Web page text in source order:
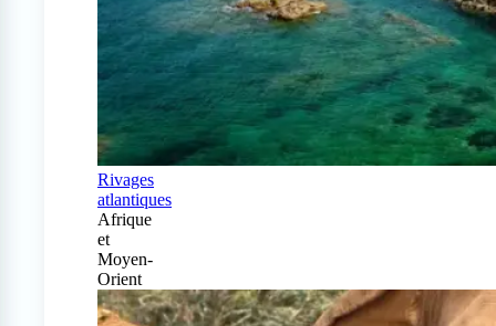
Rivages
atlantiques
Afrique
et
Moyen-
Orient